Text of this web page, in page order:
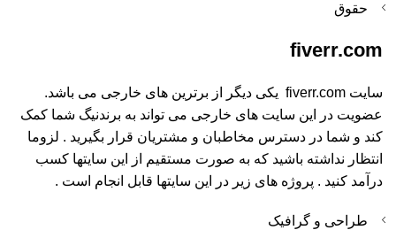
حقوق
fiverr.com
سایت fiverr.com یکی دیگر از برترین های خارجی می باشد.
عضویت در این سایت های خارجی می تواند به برندنیگ شما کمک
کند و شما در دسترس مخاطبان و مشتریان قرار بگیرید . لزوما
انتظار نداشته باشید که به صورت مستقیم از این سایتها کسب
درآمد کنید . پروژه های زیر در این سایتها قابل انجام است .
طراحی و گرافیک